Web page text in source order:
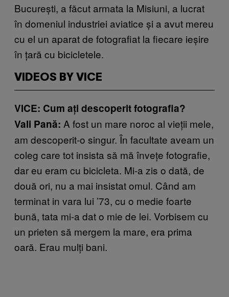
București, a făcut armata la Misiuni, a lucrat
în domeniul industriei aviatice și a avut mereu
cu el un aparat de fotografiat la fiecare ieșire
în țară cu bicicletele.
VIDEOS BY VICE
VICE: Cum ați descoperit fotografia?
Vali Pană: A fost un mare noroc al vieții mele,
am descoperit-o singur. În facultate aveam un
coleg care tot insista să mă învețe fotografie,
dar eu eram cu bicicleta. Mi-a zis o dată, de
două ori, nu a mai insistat omul. Când am
terminat in vara lui ’73, cu o medie foarte
bună, tata mi-a dat o mie de lei. Vorbisem cu
un prieten să mergem la mare, era prima
oară. Erau mulți bani.